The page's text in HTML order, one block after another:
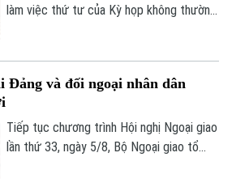
ngày 14/8/2026.
làm việc thứ tư của Kỳ họp không thường
trong đó có việc thành lập thành phố
Đảng và đối ngoại nhân dân
Tiếp tục chương trình Hội nghị Ngoại giao
lần thứ 33, ngày 5/8, Bộ Ngoại giao tổ